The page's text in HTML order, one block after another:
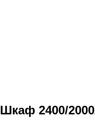
Шкаф 2400/